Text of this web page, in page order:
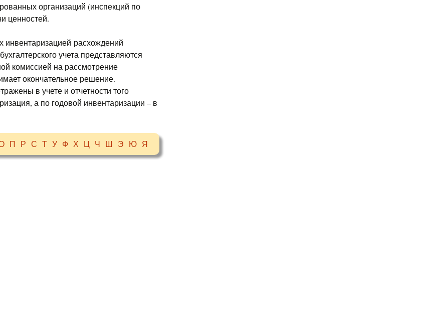
организаций (инспекций по
ценностей.
расхождений
учета представляются
комиссией на рассмотрение
окончательное решение.
в учете и отчетности того
а по годовой инвентаризации – в
П Р С Т У Ф Х Ц Ч Ш Э Ю Я